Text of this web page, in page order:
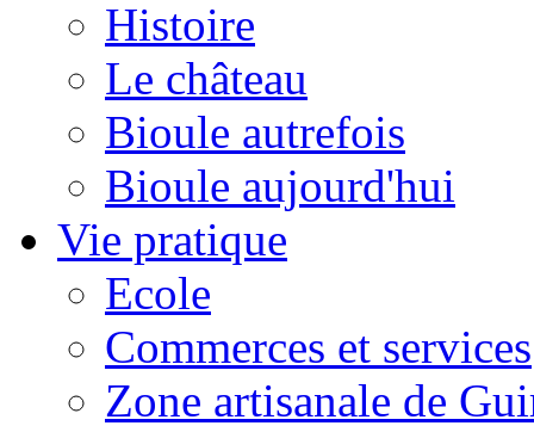
Histoire
Le château
Bioule autrefois
Bioule aujourd'hui
Vie pratique
Ecole
Commerces et services
Zone artisanale de